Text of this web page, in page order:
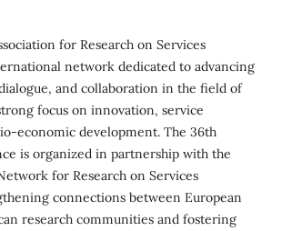
for Research on Services
network dedicated to advancing
and collaboration in the field of
focus on innovation, service
economic development. The 36th
is organized in partnership with the
for Research on Services
connections between European
research communities and fostering